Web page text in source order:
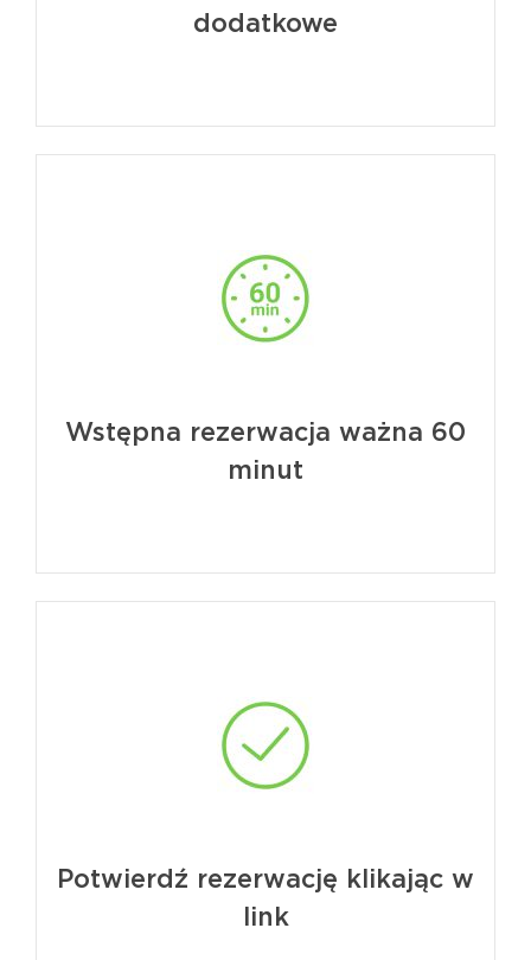
dodatkowe
Wstępna rezerwacja ważna 60
minut
Potwierdź rezerwację klikając w
link